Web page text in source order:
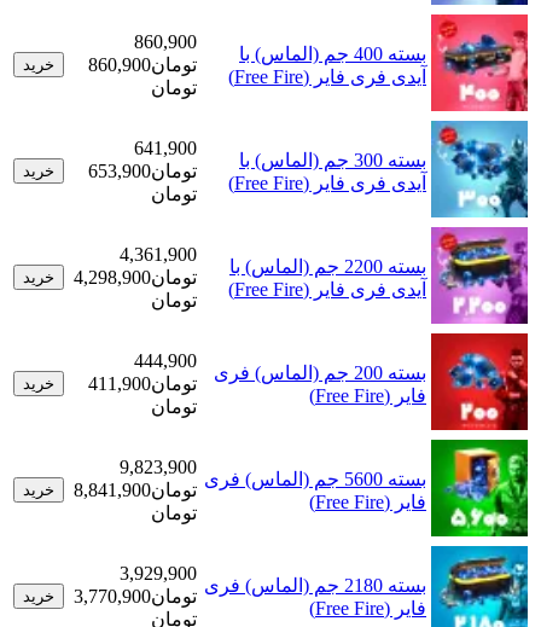
بسته 400 جم (الماس) با
آیدی فری فایر (Free Fire)
860,900
تومان
860,900
تومان
خرید
بسته 300 جم (الماس) با
آیدی فری فایر (Free Fire)
641,900
تومان
653,900
تومان
خرید
بسته 2200 جم (الماس) با
آیدی فری فایر (Free Fire)
4,361,900
تومان
4,298,900
تومان
خرید
بسته 200 جم (الماس) فری
فایر (Free Fire)
تومان411,900
خرید
بسته 5600 جم (الماس) فری
فایر (Free Fire)
9,823,900
تومان8,841,900
خرید
بسته 2180 جم (الماس) فری
فایر (Free Fire)
3,929,900
تومان3,770,900
خرید